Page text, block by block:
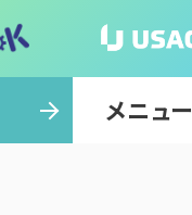
メニュー
閉じる